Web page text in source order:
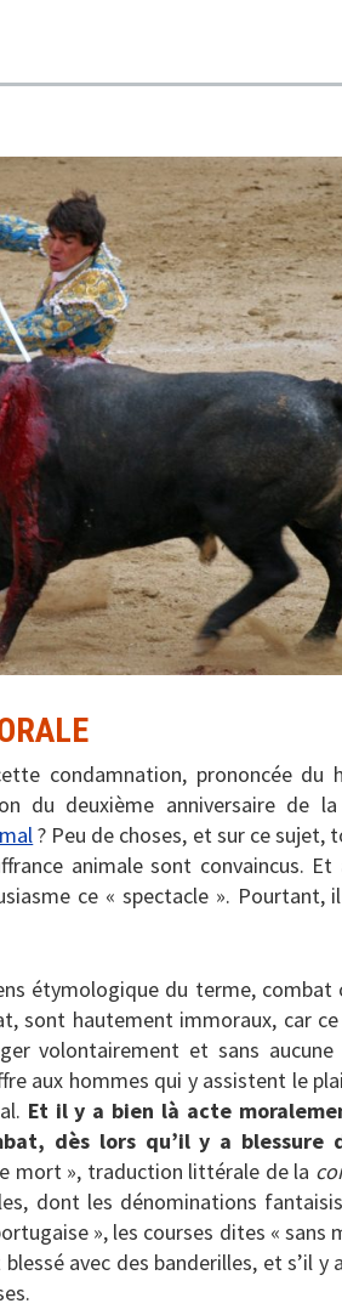
condamnation, prononcée du
du deuxième anniversaire de
? Peu de choses, et sur ce
animale sont convaincus. Et
ce « spectacle ». Pourtant,
étymologique du terme, combat
sont hautement immoraux, car
volontairement et sans aucune
aux hommes qui y assistent le
Et il y a bien là acte
dès lors qu’il y a blessure
mort », traduction littérale de la
dont les dénominations
», les courses dites « sans
avec des banderilles, et s’il y